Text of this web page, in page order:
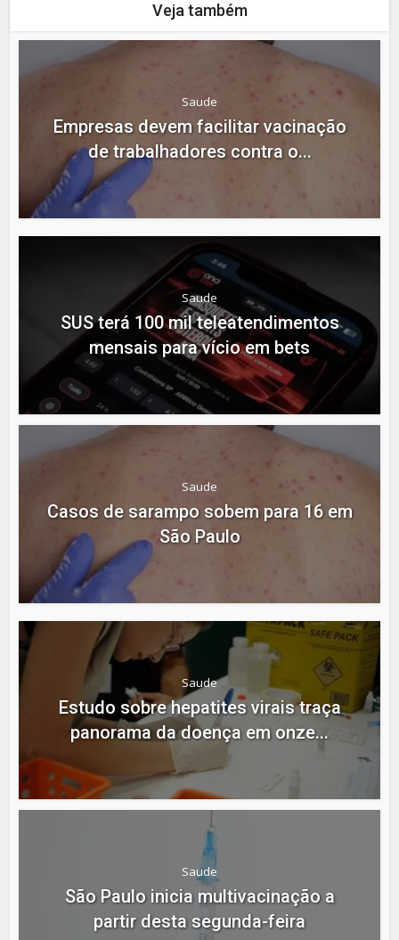
Veja também
Saude
Empresas devem facilitar vacinação
de trabalhadores contra o...
Saude
SUS terá 100 mil teleatendimentos
mensais para vício em bets
Saude
Casos de sarampo sobem para 16 em
São Paulo
Saude
Estudo sobre hepatites virais traça
panorama da doença em onze...
Saude
São Paulo inicia multivacinação a
partir desta segunda-feira